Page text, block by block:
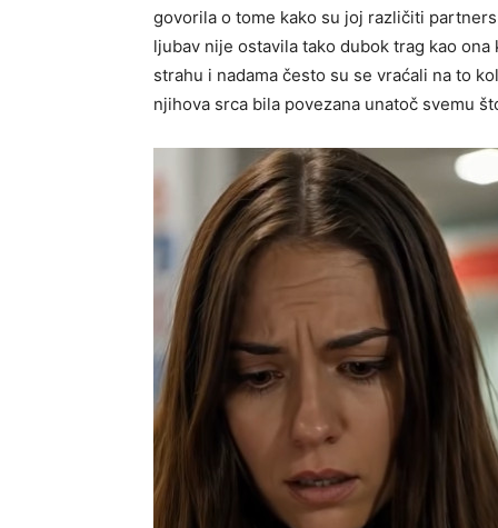
govorila o tome kako su joj različiti
ljubav nije ostavila tako dubok trag kao
strahu i nadama često su se vraćali na to
njihova srca bila povezana unatoč svemu